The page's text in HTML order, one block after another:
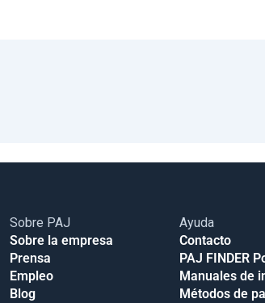
Sobre PAJ
Sobre la empresa
Prensa
Empleo
Blog
Ayuda
Contacto
PAJ FINDER
Manuales de
Métodos de